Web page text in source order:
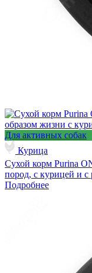
Для активных собак
Курица
Сухой корм Purina
пород, с курицей и с
Подробнее